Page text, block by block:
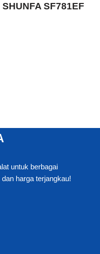
SHUNFA SF781EF
untuk berbagai
harga terjangkau!